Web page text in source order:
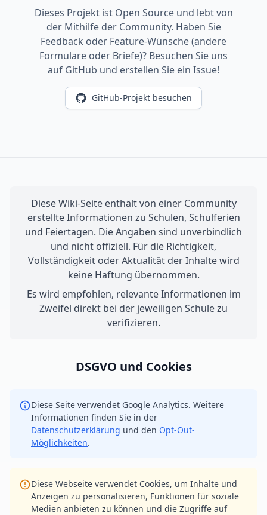
Dieses Projekt ist Open Source und lebt von
der Mithilfe der Community. Haben Sie
Feedback oder Feature-Wünsche (andere
Formulare oder Briefe)? Besuchen Sie uns
auf GitHub und erstellen Sie ein Issue!
GitHub-Projekt besuchen
Diese Wiki-Seite enthält von einer Community
erstellte Informationen zu Schulen, Schulferien
und Feiertagen. Die Angaben sind unverbindlich
und nicht offiziell. Für die Richtigkeit,
Vollständigkeit oder Aktualität der Inhalte wird
keine Haftung übernommen.
Es wird empfohlen, relevante Informationen im
Zweifel direkt bei der jeweiligen Schule zu
verifizieren.
DSGVO und Cookies
Diese Seite verwendet Google Analytics. Weitere
Informationen finden Sie in der
Datenschutzerklärung und den Opt-Out-
Möglichkeiten.
Diese Webseite verwendet Cookies, um Inhalte und
Anzeigen zu personalisieren, Funktionen für soziale
Medien anbieten zu können und die Zugriffe auf